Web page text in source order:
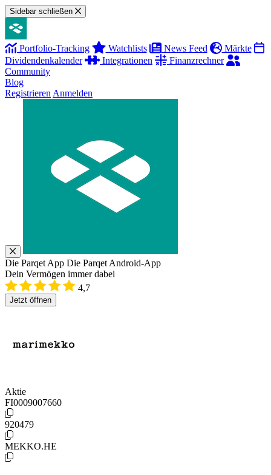
Sidebar schließen
Portfolio-Tracking Watchlists News Feed
Märkte
Dividendenkalender
Integrationen
Finanzrechner
Community
Blog
Registrieren Anmelden
Die Parqet App Die Parqet Android-App
Dein Vermögen immer dabei
4,7
Jetzt öffnen
Aktie
FI0009007660
920479
MEKKO.HE